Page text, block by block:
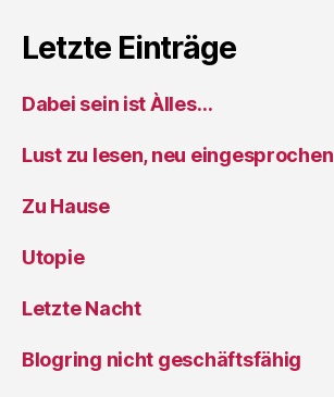
Letzte Einträge
Dabei sein ist Àlles…
Lust zu lesen, neu eingesprochen
Zu Hause
Utopie
Letzte Nacht
Blogring nicht geschäftsfähig